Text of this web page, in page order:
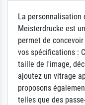
La personnalisation
Meisterdrucke est
permet de
vos spécifications :
taille de l'image,
ajoutez un vitrage
proposons
telles que des